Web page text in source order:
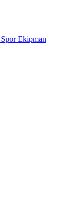
Spor Ekipman